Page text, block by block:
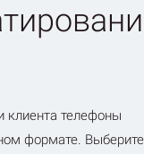
клиента телефоны
формате. Выберите